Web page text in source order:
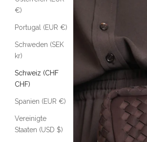
€)
Portugal (EUR €)
Schweden (SEK
kr)
Schweiz (CHF
CHF)
Spanien (EUR €)
Vereinigte
Staaten (USD $)